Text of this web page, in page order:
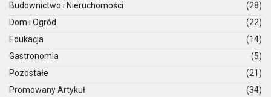
Budownictwo i Nieruchomości
(28)
Dom i Ogród
(22)
Edukacja
(14)
Gastronomia
(5)
Pozostałe
(21)
Promowany Artykuł
(34)